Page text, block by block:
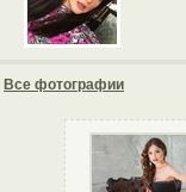
Все фотографии